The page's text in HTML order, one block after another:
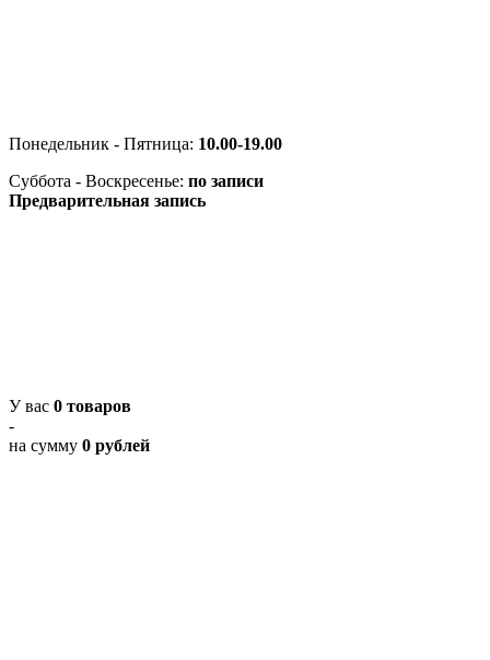
Понедельник - Пятница: 10.00-19.00
Суббота - Воскресенье: по записи
Предварительная запись
У вас 0 товаров
-
на сумму 0 рублей